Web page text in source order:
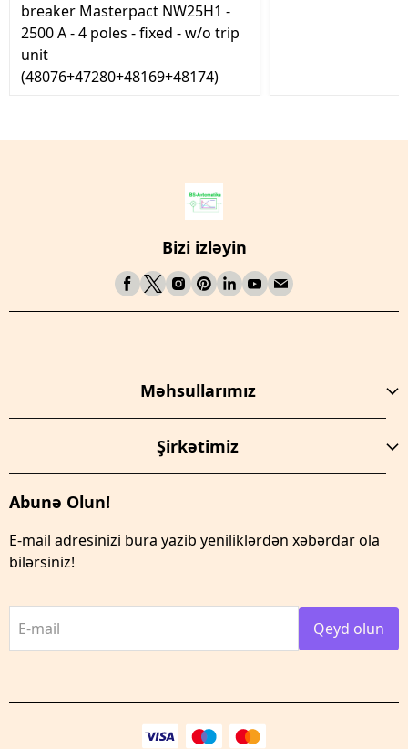
breaker Masterpact NW25H1 -
2500 A - 4 poles - fixed - w/o trip
unit
(48076+47280+48169+48174)
Bizi izləyin
Məhsullarımız
Şirkətimiz
Abunə Olun!
E-mail adresinizi bura yazib yeniliklərdən xəbərdar ola
bilərsiniz!
E-mail Qeyd olun